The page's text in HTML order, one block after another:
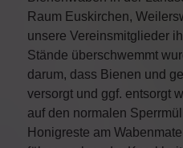
Raum Euskirchen,
unsere Vereinsmitglieder
Stände überschwemmt
darum, dass Bienen und
versorgt und ggf. entsorgt
auf den normalen
Honigreste am